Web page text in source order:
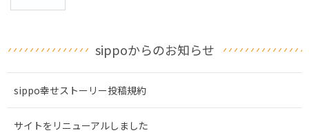
sippoからのお知らせ
sippo幸せストーリー投稿規約
サイトをリニューアルしました